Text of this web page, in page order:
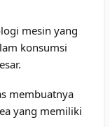
mesin yang
konsumsi
membuatnya
yang memiliki